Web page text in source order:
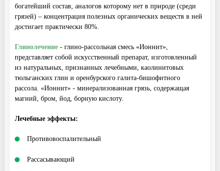
богатейший состав, аналогов которому нет в природе (среди
грязей) – концентрация полезных органических веществ в ней
достигает практически 80%.
Глинолечение - глино-рассольная смесь «Ионнит»,
представляет собой искусственный препарат, изготовленный
из натуральных, признанных лечебными, каолинитовых
тюльганских глин и оренбурского галита-бишофитного
рассола. «Ионнит» - минерализованная грязь, содержащая
магний, бром, йод, борную кислоту.
Лечебные эффекты:
Противовоспалительный
Рассасывающий